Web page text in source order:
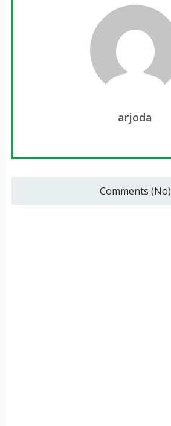
arjoda
Comments (No)